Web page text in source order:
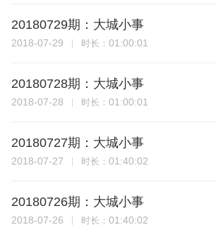
20180729期：大城小事
2018-07-29 时长： 01:00:01
20180728期：大城小事
2018-07-28 时长： 01:00:01
20180727期：大城小事
2018-07-27 时长： 01:40:02
20180726期：大城小事
2018-07-26 时长： 01:40:02